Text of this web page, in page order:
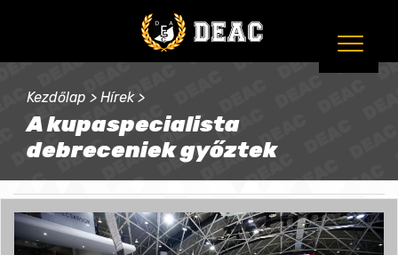
Kezdőlap > Hírek >
A kupaspecialista
debreceniek győztek